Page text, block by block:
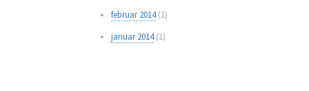
februar 2014(1)
januar 2014(1)